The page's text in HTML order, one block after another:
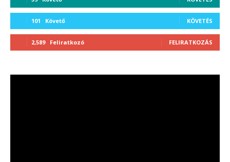
101 Követő KÖVETÉS
2,589 Feliratkozó FELIRATKOZÁS